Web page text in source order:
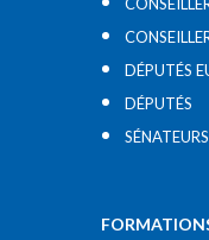
DÉPUTÉS
DÉPUTÉS
SÉNATEURS